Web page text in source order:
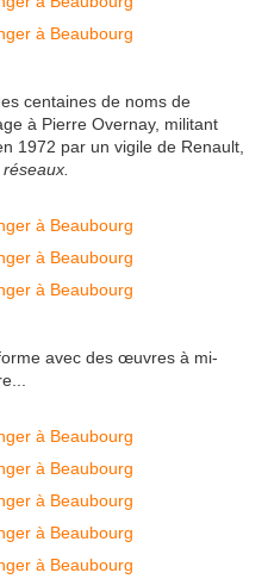
centaines de noms de
à Pierre Overnay, militant
1972 par un vigile de Renault,
avec des œuvres à mi-